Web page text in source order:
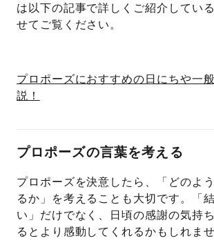
は以下の記事で詳しくご紹介してい
せてご覧ください。
プロポーズにおすすめの日にちや一
説！
プロポーズの言葉を考える
プロポーズを決意したら、「どのよ
るか」を考えることも大切です。「
い」だけでなく、日頃の感謝の気持
るとより感動してくれるかもしれませ